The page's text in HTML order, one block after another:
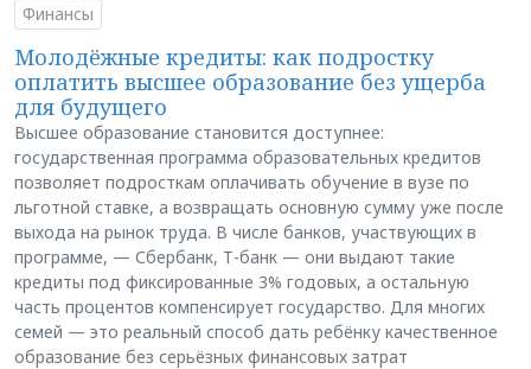
Финансы
Молодёжные кредиты: как подростку
оплатить высшее образование без ущерба
для будущего
Высшее образование становится доступнее:
государственная программа образовательных кредитов
позволяет подросткам оплачивать обучение в вузе по
льготной ставке, а возвращать основную сумму уже после
выхода на рынок труда. В числе банков, участвующих в
программе, — Сбербанк, Т-банк — они выдают такие
кредиты под фиксированные 3% годовых, а остальную
часть процентов компенсирует государство. Для многих
семей — это реальный способ дать ребёнку качественное
образование без серьёзных финансовых затрат